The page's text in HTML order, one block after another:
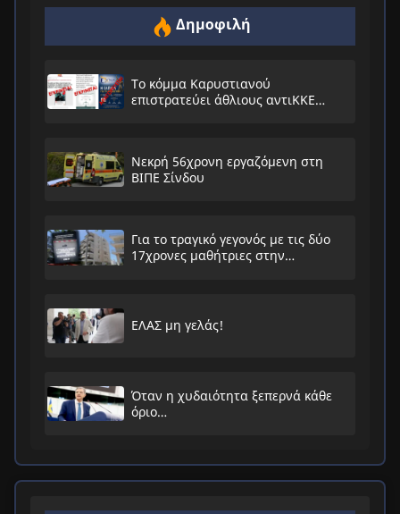
Δημοφιλή
Το κόμμα Καρυστιανού
επιστρατεύει άθλιους αντιΚΚΕ
Νεκρή 56χρονη εργαζόμενη στη
ΒΙΠΕ Σίνδου
Για το τραγικό γεγονός με τις δύο
17χρονες μαθήτριες στην
ΕΛΑΣ μη γελάς!
Όταν η χυδαιότητα ξεπερνά κάθε
όριο…